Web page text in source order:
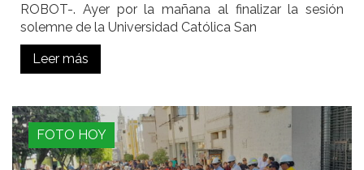
ROBOT-. Ayer por la mañana al finalizar la sesión
solemne de la Universidad Católica San
Leer más
FOTO HOY